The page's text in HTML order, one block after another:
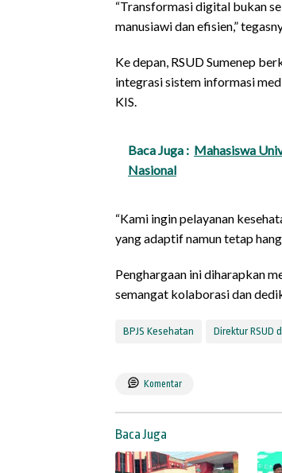
“Transformasi digital bukan
manusiawi dan efisien,”
Ke depan, RSUD Sumenep
integrasi sistem informasi
KIS.
Baca Juga : Mahasiswa
Nasional
“Kami ingin pelayanan
yang adaptif namun tetap
Penghargaan ini diharapkan
semangat kolaborasi dan
BPJS Kesehatan Direktur RSUD
Komentar
Baca Juga